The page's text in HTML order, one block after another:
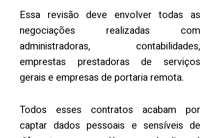
Essa revisão deve envolver todas as
negociações realizadas com
administradoras, contabilidades,
emprestas prestadoras de serviços
gerais e empresas de portaria remota.
Todos esses contratos acabam por
captar dados pessoais e sensíveis de